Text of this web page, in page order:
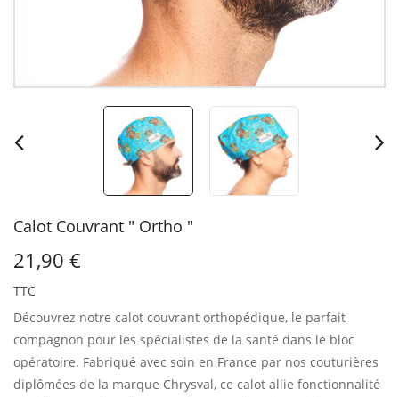
Calot Couvrant " Ortho "
21,90 €
TTC
Découvrez notre calot couvrant orthopédique, le parfait
compagnon pour les spécialistes de la santé dans le bloc
opératoire. Fabriqué avec soin en France par nos couturières
diplômées de la marque Chrysval, ce calot allie fonctionnalité